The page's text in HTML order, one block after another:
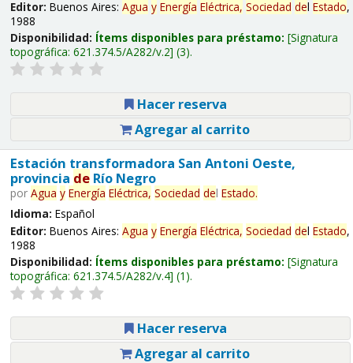
Editor: Buenos Aires: Agua y Energía Eléctrica, Sociedad del Estado,
1988
Disponibilidad: Ítems disponibles para préstamo: Signatura
topográfica: 621.374.5/A282/v.2 (3).
Hacer reserva
Agregar al carrito
Estación transformadora San Antoni Oeste,
provincia deRío Negro
por Agua y Energía Eléctrica, Sociedad del Estado.
Idioma: Español
Editor: Buenos Aires: Agua y Energía Eléctrica, Sociedad del Estado,
1988
Disponibilidad: Ítems disponibles para préstamo: Signatura
topográfica: 621.374.5/A282/v.4 (1).
Hacer reserva
Agregar al carrito